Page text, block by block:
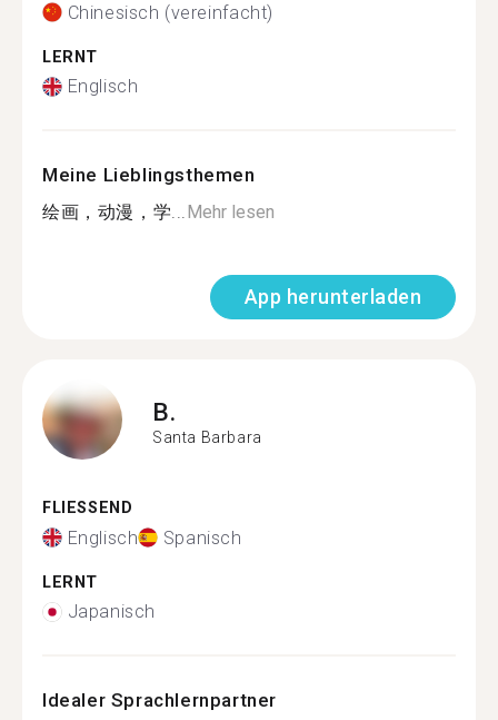
Chinesisch (vereinfacht)
LERNT
Englisch
Meine Lieblingsthemen
绘画，动漫，学...Mehr lesen
App herunterladen
B.
Santa Barbara
FLIESSEND
Englisch Spanisch
LERNT
Japanisch
Idealer Sprachlernpartner